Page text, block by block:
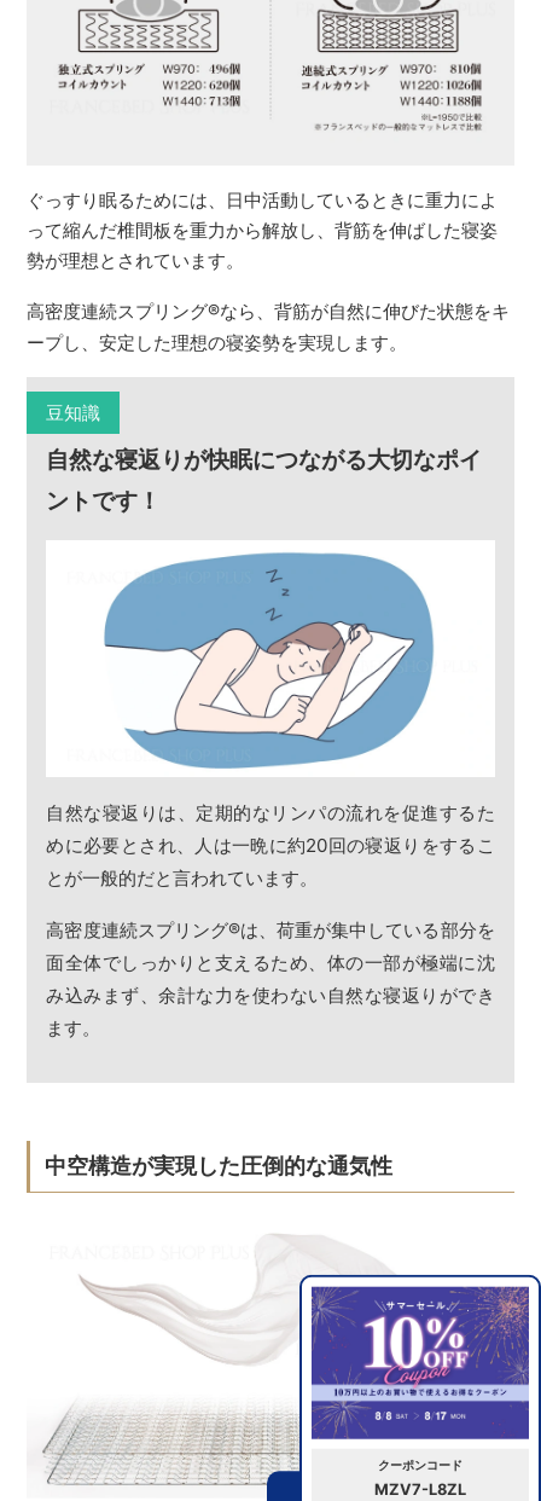
クーポンコード
MZV7-L8ZL
ぐっすり眠るためには、日中活動しているときに重力によ
って縮んだ椎間板を重力から解放し、背筋を伸ばした寝姿
勢が理想とされています。
高密度連続スプリング®なら、背筋が自然に伸びた状態をキ
ープし、安定した理想の寝姿勢を実現します。
豆知識
自然な寝返りが快眠につながる大切なポイ
ントです！
自然な寝返りは、定期的なリンパの流れを促進するた
めに必要とされ、人は一晩に約20回の寝返りをするこ
とが一般的だと言われています。
高密度連続スプリング®は、荷重が集中している部分を
面全体でしっかりと支えるため、体の一部が極端に沈
み込みまず、余計な力を使わない自然な寝返りができ
ます。
中空構造が実現した圧倒的な通気性